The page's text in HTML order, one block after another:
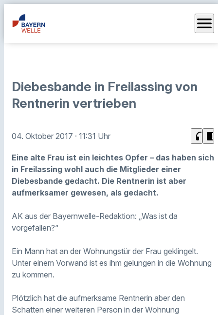
menu
Diebesbande in Freilassing von
Rentnerin vertrieben
04. Oktober 2017 · 11:31 Uhr headphones chrome_reader_mode
Eine alte Frau ist ein leichtes Opfer – das haben sich
in Freilassing wohl auch die Mitglieder einer
Diebesbande gedacht. Die Rentnerin ist aber
aufmerksamer gewesen, als gedacht.
AK aus der Bayernwelle-Redaktion: „Was ist da
vorgefallen?“
Ein Mann hat an der Wohnungstür der Frau geklingelt.
Unter einem Vorwand ist es ihm gelungen in die Wohnung
zu kommen.
Plötzlich hat die aufmerksame Rentnerin aber den
Schatten einer weiteren Person in der Wohnung